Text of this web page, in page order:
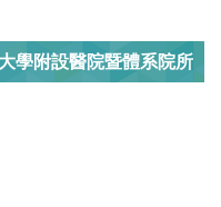
學附設醫院暨體系院所